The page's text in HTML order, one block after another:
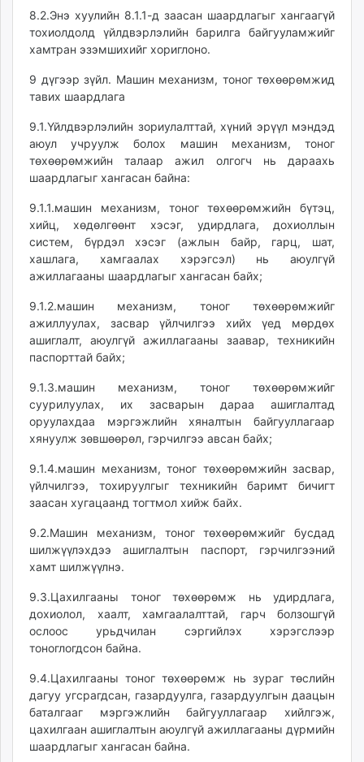
8.2.Энэ хуулийн 8.1.1-д заасан шаардлагыг хангаагүй
тохиолдолд үйлдвэрлэлийн барилга байгууламжийг
хамтран эзэмшихийг хориглоно.
9 дүгээр зүйл. Машин механизм, тоног төхөөрөмжид
тавих шаардлага
9.1.Үйлдвэрлэлийн зориулалттай, хүний эрүүл мэндэд
аюул учруулж болох машин механизм, тоног
төхөөрөмжийн талаар ажил олгогч нь дараахь
шаардлагыг хангасан байна:
9.1.1.машин механизм, тоног төхөөрөмжийн бүтэц,
хийц, хөдөлгөөнт хэсэг, удирдлага, дохиоллын
систем, бүрдэл хэсэг (ажлын байр, гарц, шат,
хашлага, хамгаалах хэрэгсэл) нь аюулгүй
ажиллагааны шаардлагыг хангасан байх;
9.1.2.машин механизм, тоног төхөөрөмжийг
ажиллуулах, засвар үйлчилгээ хийх үед мөрдөх
ашиглалт, аюулгүй ажиллагааны заавар, техникийн
паспорттай байх;
9.1.3.машин механизм, тоног төхөөрөмжийг
суурилуулах, их засварын дараа ашиглалтад
оруулахдаа мэргэжлийн хяналтын байгууллагаар
хянуулж зөвшөөрөл, гэрчилгээ авсан байх;
9.1.4.машин механизм, тоног төхөөрөмжийн засвар,
үйлчилгээ, тохируулгыг техникийн баримт бичигт
заасан хугацаанд тогтмол хийж байх.
9.2.Машин механизм, тоног төхөөрөмжийг бусдад
шилжүүлэхдээ ашиглалтын паспорт, гэрчилгээний
хамт шилжүүлнэ.
9.3.Цахилгааны тоног төхөөрөмж нь удирдлага,
дохиолол, хаалт, хамгаалалттай, гарч болзошгүй
ослоос урьдчилан сэргийлэх хэрэгслээр
тоноглогдсон байна.
9.4.Цахилгааны тоног төхөөрөмж нь зураг төслийн
дагуу угсрагдсан, газардуулга, газардуулгын даацын
баталгааг мэргэжлийн байгууллагаар хийлгэж,
цахилгаан ашиглалтын аюулгүй ажиллагааны дүрмийн
шаардлагыг хангасан байна.